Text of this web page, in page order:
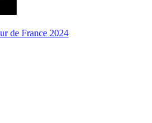
de France 2024